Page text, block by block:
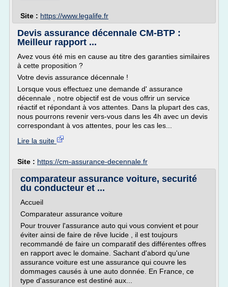
Site : https://www.legalife.fr
Devis assurance décennale CM-BTP :
Meilleur rapport ...
Avez vous été mis en cause au titre des garanties similaires
à cette proposition ?
Votre devis assurance décennale !
Lorsque vous effectuez une demande d' assurance
décennale , notre objectif est de vous offrir un service
réactif et répondant à vos attentes. Dans la plupart des cas,
nous pourrons revenir vers-vous dans les 4h avec un devis
correspondant à vos attentes, pour les cas les...
Lire la suite
Site : https://cm-assurance-decennale.fr
comparateur assurance voiture, securité
du conducteur et ...
Accueil
Comparateur assurance voiture
Pour trouver l'assurance auto qui vous convient et pour
éviter ainsi de faire de rêve lucide , il est toujours
recommandé de faire un comparatif des différentes offres
en rapport avec le domaine. Sachant d'abord qu'une
assurance voiture est une assurance qui couvre les
dommages causés à une auto donnée. En France, ce
type d'assurance est destiné aux...